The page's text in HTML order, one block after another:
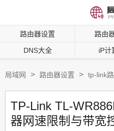
路由器设置 路由
DNS大全 iP计
局域网 > 路由器设置 > tp-link
TP-Link TL-
器网速限制与带宽